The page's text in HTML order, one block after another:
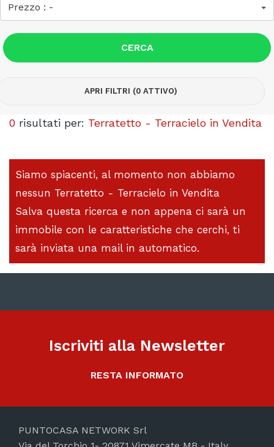
Prezzo : -
CERCA
APRI FILTRI (0 ATTIVO)
0 risultati per: Terratetto - Terracielo in Vendita
Siamo spiacenti, al momento non abbiamo
nessun Terratetto - Terracielo in Vendita
Salva questa ricerca e non appena ci sarà un
immobile con le caratteristiche che cerchi, ti
sarà inviata una mail in automatico.
Iscriviti alla Newsletter
RESTA INFORMATO
PUNTOCASA NETWORK Srl